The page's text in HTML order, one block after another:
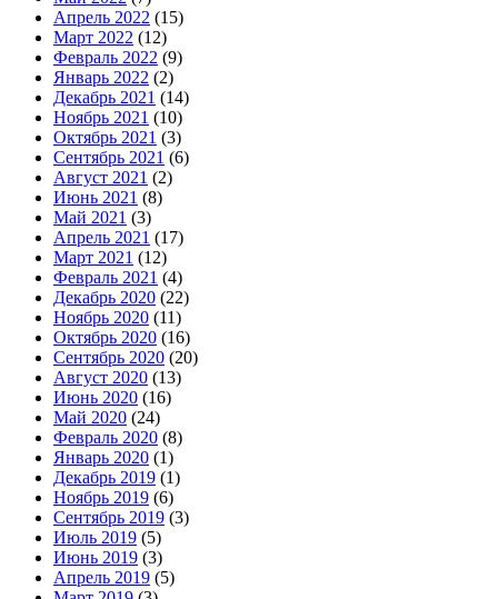
Апрель 2022 (15)
Март 2022 (12)
Февраль 2022 (9)
Январь 2022 (2)
Декабрь 2021 (14)
Ноябрь 2021 (10)
Октябрь 2021 (3)
Сентябрь 2021 (6)
Август 2021 (2)
Июнь 2021 (8)
Май 2021 (3)
Апрель 2021 (17)
Март 2021 (12)
Февраль 2021 (4)
Декабрь 2020 (22)
Ноябрь 2020 (11)
Октябрь 2020 (16)
Сентябрь 2020 (20)
Август 2020 (13)
Июнь 2020 (16)
Май 2020 (24)
Февраль 2020 (8)
Январь 2020 (1)
Декабрь 2019 (1)
Ноябрь 2019 (6)
Сентябрь 2019 (3)
Июль 2019 (5)
Июнь 2019 (3)
Апрель 2019 (5)